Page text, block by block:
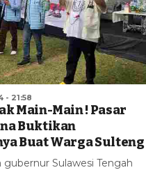
- 21:58
Main-Main ! Pasar
Buktikan
Buat Warga Sulteng
gubernur Sulawesi Tengah